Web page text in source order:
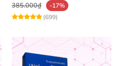
385.000₫
-17%
(699)